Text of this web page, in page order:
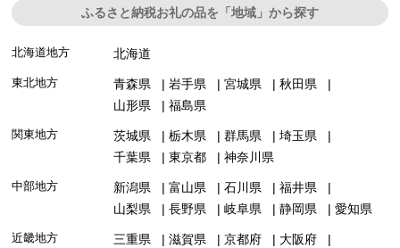
ふるさと納税お礼の品を「地域」から探す
北海道地方 北海道
東北地方 青森県 岩手県 宮城県
秋田県
山形県
福島県
関東地方 茨城県 栃木県 群馬県
埼玉県
千葉県
東京都 神奈川県
中部地方 新潟県 富山県 石川県
福井県
山梨県
長野県 岐阜県 静岡県 愛知県
近畿地方 三重県 滋賀県 京都府
大阪府